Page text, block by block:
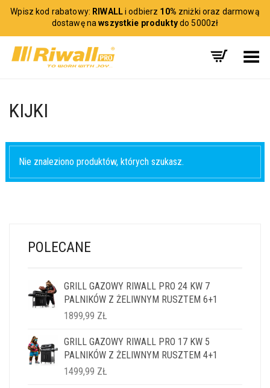
Wpisz kod rabatowy: RIWALLi odbierz 10% zniżki oraz darmową
dostawę nawszystkie produktydo 5000zł
Toggle Menu
KIJKI
Nie znaleziono produktów, których szukasz.
POLECANE
GRILL GAZOWY RIWALL PRO 24 KW 7
PALNIKÓW Z ŻELIWNYM RUSZTEM 6+1
1899,99 ZŁ
GRILL GAZOWY RIWALL PRO 17 KW 5
PALNIKÓW Z ŻELIWNYM RUSZTEM 4+1
1499,99 ZŁ